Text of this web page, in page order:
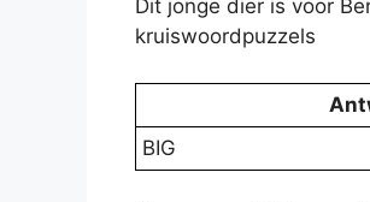
Dit jonge dier is voor
kruiswoordpuzzels
BIG